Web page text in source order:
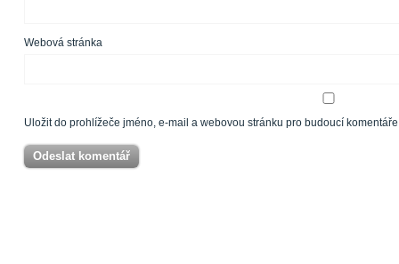
Webová stránka
Uložit do prohlížeče jméno, e-mail a webovou stránku pro budoucí